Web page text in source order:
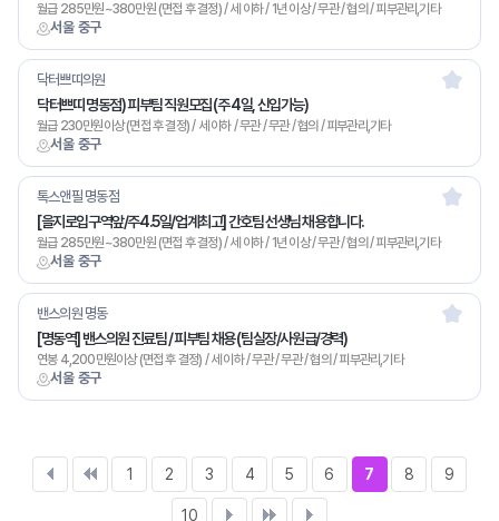
서울 중구
월급 285만원~380만원 (면접 후 결정) / 세 이하 / 1년 이상 / 무관 / 협의 / 피부관리,기타
서울 중구
닥터쁘띠의원
닥터쁘띠 명동점) 피부팀 직원모집 (주 4일, 신입가능)
월급 230만원이상 (면접 후 결정) / 세 이하 / 무관 / 무관 / 협의 / 피부관리,기타
서울 중구
톡스앤필 명동점
[을지로입구역앞/주4.5일/업계최고] 간호팀 선생님 채용합니다.
월급 285만원~380만원 (면접 후 결정) / 세 이하 / 1년 이상 / 무관 / 협의 / 피부관리,기타
서울 중구
밴스의원 명동
[명동역] 밴스의원 진료팀 / 피부팀 채용 (팀실장/사원급/경력)
연봉 4,200만원이상 (면접 후 결정) / 세 이하 / 무관 / 무관 / 협의 / 피부관리,기타
1 2 3 4 5 6 7 8 9
10